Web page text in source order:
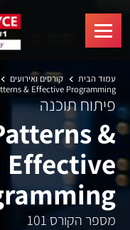
עמוד הבית קורסים ואירועים
& Effective Programming
פיתוח תוכנה
&
Effective
מספר הקורס 101